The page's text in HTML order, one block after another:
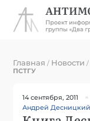
Главная / Новости /
ПСТГУ
14 сентября, 2011
Андрей Десницкий